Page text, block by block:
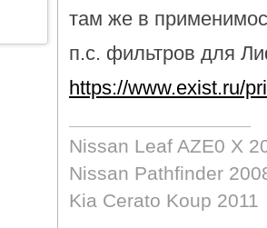
там же в
п.с. фильтров для
https://www.exist.ru/
Nissan Leaf AZE0 X
Nissan Pathfinder
Kia Cerato Koup 2011